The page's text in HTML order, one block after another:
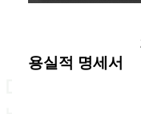
2023년
용실적 명세서